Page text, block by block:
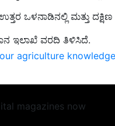
agriculture knowledge
magazines now
ಒಳನಾಡಿನಲ್ಲಿ ಮತ್ತು
ಇಲಾಖೆ ವರದಿ ತಿಳಿಸಿದೆ.